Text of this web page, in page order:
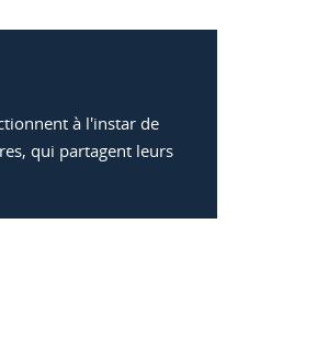
à l'instar de
qui partagent leurs